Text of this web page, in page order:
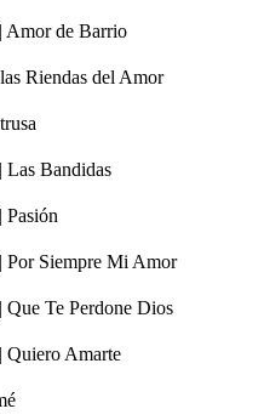
Amor de Barrio
Riendas del Amor
Bandidas
Por Siempre Mi Amor
Te Perdone Dios
Quiero Amarte